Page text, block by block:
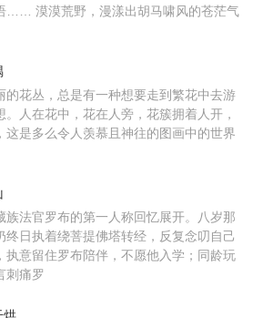
…… 漠漠荒野，漫漾出胡马啸风的苍茫气
的花丛，总是有一种想要走到繁花中去游
。人在花中，花在人旁，花簇拥着人开，
这是多么令人羡慕且神往的图画中的世界
族法官罗布的第一人称回忆展开。八岁那
终日执着绕菩提佛塔转经，反复念叨自己
执意留住罗布陪伴，不愿他入学；同龄玩
刺痛罗